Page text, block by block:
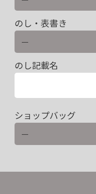
のし・表書き
のし記載名
ショップバッグ